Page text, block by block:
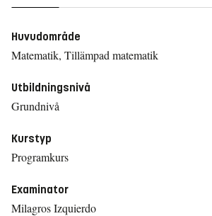
Huvudområde
Matematik, Tillämpad matematik
Utbildningsnivå
Grundnivå
Kurstyp
Programkurs
Examinator
Milagros Izquierdo